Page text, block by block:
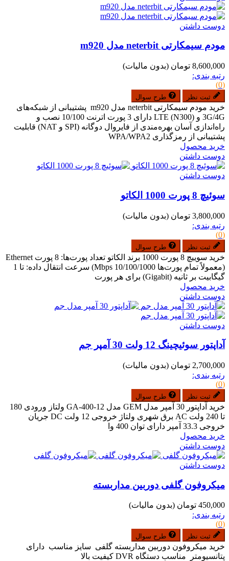
دوست داشتن
مودم سیمکارتی neterbit مدل m920
8,600,000 تومان
(بدون مالیات)
رتبه بندی:
(0)
ثبت نظر طرح سوال
خرید مودم سیمکارتی neterbit مدل m920 پشتیبانی از شبکه‌های
3G/4G و LTE (N300) دارای 3 پورت اترنت 10/100 نصب و
راه‌اندازی آسان بهره‌مندی از فایروال دوگانه (SPI و NAT) قابلیت
پشتیبانی از رمزگذاری WPA/WPA2
خرید محصول
دوست داشتن
دوست داشتن
سوئیچ 8 پورت 1000 الکاتو
3,800,000 تومان
(بدون مالیات)
رتبه بندی:
(0)
ثبت نظر طرح سوال
خرید سوییچ 8 پورت 1000 برند الکاتو تعداد پورت‌ها: 8 پورت Ethernet
(معمولاً تمام پورت‌ها 10/100/1000 Mbps) سرعت انتقال داده: تا 1
گیگابیت بر ثانیه (Gigabit) برای هر پورت
خرید محصول
دوست داشتن
دوست داشتن
آداپتور سوئیچینگ 12 ولت 30 آمپر جم
2,700,000 تومان
(بدون مالیات)
رتبه بندی:
(0)
ثبت نظر طرح سوال
خرید آداپتور 30 آمپر مدل GEM مدل GA-400-12 ولتاز ورودی 180
تا 240 ولت AC برق شهری ولتاژ خروجی 12 ولت DC جریان
خروجی 33.3 آمپر دارای توان 400 وا
خرید محصول
دوست داشتن
دوست داشتن
میکروفون گلفی دوربین مداربسته
450,000 تومان
(بدون مالیات)
رتبه بندی:
(0)
ثبت نظر طرح سوال
خرید میکروفون دوربین مداربسته گلفی سایز مناسب دارای
پتانسیومتر مناسب دستگاه DVR کیفیت بالا